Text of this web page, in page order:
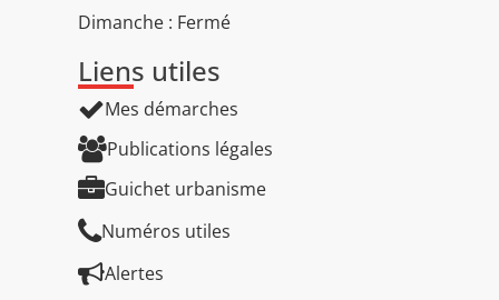
Dimanche : Fermé
Liens utiles
Mes démarches
Publications légales
Guichet urbanisme
Numéros utiles
Alertes